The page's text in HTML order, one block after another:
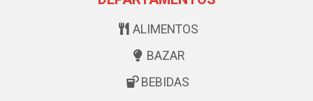
ALIMENTOS
BAZAR
BEBIDAS